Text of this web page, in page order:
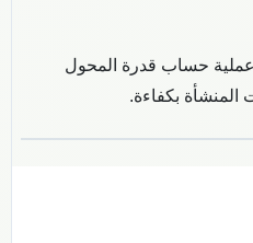
عملية حساب قدرة المحول
المنشأة بكفاءة.